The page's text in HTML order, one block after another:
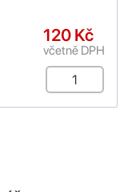
120 Kč
včetně DPH